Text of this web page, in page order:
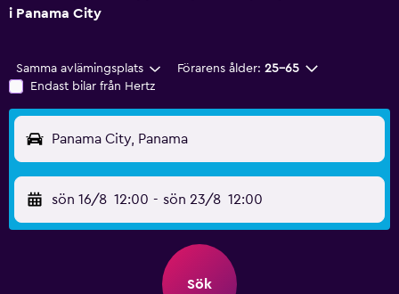
i Panama City
Samma avlämingsplats Förarens ålder: 25-65
Endast bilar från Hertz
Panama City, Panama
sön 16/8 12:00 - sön 23/8 12:00
Sök